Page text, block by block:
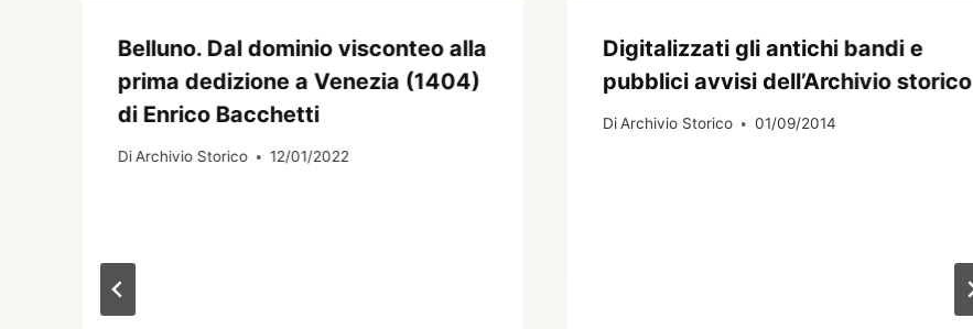
Belluno. Dal dominio visconteo alla
prima dedizione a Venezia (1404)
di Enrico Bacchetti
DiArchivio Storico 12/01/2022
Digitalizzati gli antichi bandi e
pubblici avvisi dell’Archivio storico
Di Archivio Storico 01/09/2014